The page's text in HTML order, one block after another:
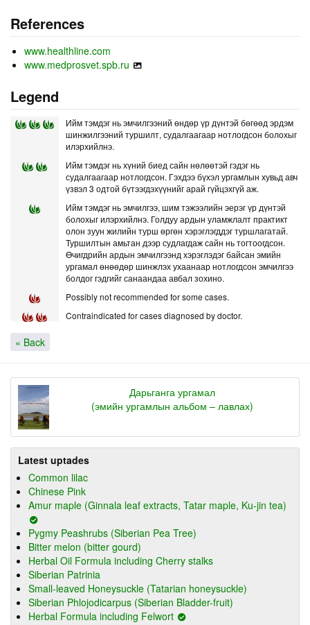
References
www.healthline.com
www.medprosvet.spb.ru
Legend
Ийм тэмдэг нь эмчилгээний өндөр үр дүнтэй бөгөөд эрдэм
шинжилгээний туршилт, судалгаагаар нотлогдсон болохыг
илэрхийлнэ.
Ийм тэмдэг нь хүний биед сайн нөлөөтэй гэдэг нь
судалгаагаар нотлогдсон. Гэхдээ бүхэл ургамлын хувьд авч
үзвэл 3 одтой бүтээгдэхүүнийг арай гүйцэхгүй аж.
Ийм тэмдэг нь эмчилгээ, шим тэжээлийн эерэг үр дүнтэй
болохыг илэрхийлнэ. Голдуу ардын уламжлалт практикт
олон зуун жилийн турш өргөн хэрэглэгддэг туршлагатай.
Туршилтын амьтан дээр судлагдаж сайн нь тогтоогдсон.
Өчигдрийн ардын эмчилгээнд хэрэглэдэг байсан эмийн
ургамал өнөөдөр шинжлэх ухаанаар нотлогдсон эмчилгээ
болдог гэдгийг санаандаа авбал зохино.
Possibly not recommended for some cases.
Contraindicated for cases diagnosed by doctor.
« Back
Дарьганга ургамал
(эмийн ургамлын альбом – лавлах)
Latest uptades
Common lilac
Chinese Pink
Amur maple (Ginnala leaf extracts, Tatar maple, Ku-jin tea)
Pygmy Peashrubs (Siberian Pea Tree)
Bitter melon (bitter gourd)
Herbal Oil Formula including Cherry stalks
Siberian Patrinia
Small-leaved Honeysuckle (Tatarian honeysuckle)
Siberian Phlojodicarpus (Siberian Bladder-fruit)
Herbal Formula including Felwort